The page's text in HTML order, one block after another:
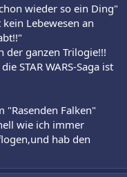
wieder so ein Ding"
Lebewesen an
der ganzen Trilogie!!!
STAR WARS-Saga ist
"Rasenden Falken"
wie ich immer
hab den